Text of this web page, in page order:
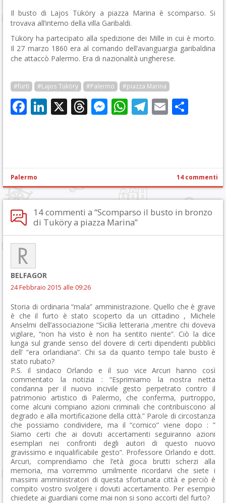
Il busto di Lajos Tüköry a piazza Marina è scomparso. Si
trovava all’interno della villa Garibaldi.
Tüköry ha partecipato alla spedizione dei Mille in cui è morto.
Il 27 marzo 1860 era al comando dell’avanguargia garibaldina
che attaccò Palermo. Era di nazionalità ungherese.
#furti #Lajos Tüköry #Palermo #piazza Marina
Facebook
LinkedIn
X Threads
Messenger
WhatsApp
Telegram
Email
Palermo 14 commenti
14 commenti a “Scomparso il busto in bronzo
di Tuköry a piazza Marina”
BELFAGOR
24 Febbraio 2015 alle 09:26
Storia di ordinaria “mala” amministrazione. Quello che è grave
è che il furto è stato scoperto da un cittadino , Michele
Anselmi dell’associazione “Sicilia letteraria ,mentre chi doveva
vigilare, “non ha visto è non ha sentito niente”. Ciò la dice
lunga sul grande senso del dovere di certi dipendenti pubblici
dell’ “era orlandiana”. Chi sa da quanto tempo tale busto è
stato rubato?
P.S. il sindaco Orlando e il suo vice Arcuri hanno così
commentato la notizia : “Esprimiamo la nostra netta
condanna per il nuovo incivile gesto perpetrato contro il
patrimonio artistico di Palermo, che conferma, purtroppo,
come alcuni compiano azioni criminali che contribuiscono al
degrado e alla mortificazione della città.” Parole di circostanza
che possiamo condividere, ma il “comico” viene dopo : ”
Siamo certi che ai dovuti accertamenti seguiranno azioni
esemplari nei confronti degli autori di questo nuovo
gravissimo e inqualificabile gesto”. Professore Orlando e dott.
Arcuri, comprendiamo che l’età gioca brutti scherzi alla
memoria, ma vorremmo umilmente ricordarvi che siete i
massimi amministratori di questa sfortunata città e perciò è
compito vostro svolgere i dovuti accertamento. Per esempio
chiedete ai guardiani come mai non si sono accorti del furto?